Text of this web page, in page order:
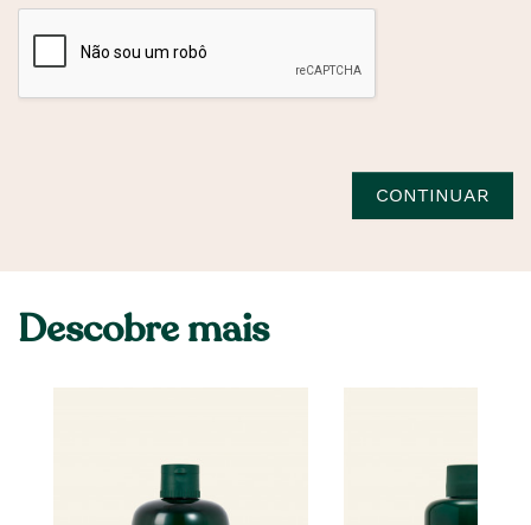
CONTINUAR
Descobre mais